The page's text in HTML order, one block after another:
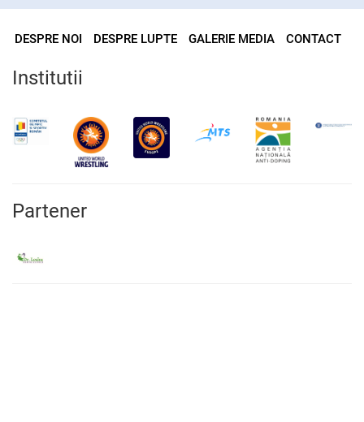
DESPRE NOI DESPRE LUPTE GALERIE MEDIA CONTACT
Institutii
Partener